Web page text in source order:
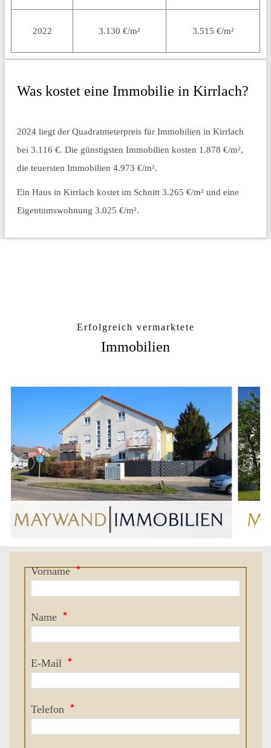
2022 3.130 €/m² 3.515 €/m²
Was kostet eine Immobilie in Kirrlach?
2024 liegt der Quadratmeterpreis für Immobilien in Kirrlach
bei 3.116 €. Die günstigsten Immobilien kosten 1.878 €/m²,
die teuersten Immobilien 4.973 €/m².
Ein Haus in Kirrlach kostet im Schnitt 3.265 €/m² und eine
Eigentumswohnung 3.025 €/m².
Erfolgreich vermarktete
Immobilien
Vorname *
Name *
E-Mail *
Telefon *